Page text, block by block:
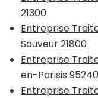
21300
Entreprise
Sauveur 21800
Entreprise
en-Parisis 95240
Entreprise